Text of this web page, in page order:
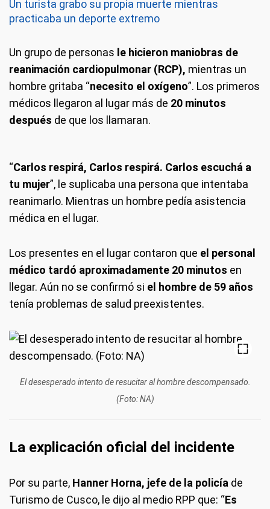
Un turista grabo su propia muerte mientras
practicaba un deporte extremo
Un grupo de personas le hicieron maniobras de
reanimación cardiopulmonar (RCP), mientras un
hombre gritaba “necesito el oxígeno”. Los primeros
médicos llegaron al lugar más de 20 minutos
después de que los llamaran.
“Carlos respirá, Carlos respirá. Carlos escuchá a
tu mujer”, le suplicaba una persona que intentaba
reanimarlo. Mientras un hombre pedía asistencia
médica en el lugar.
Los presentes en el lugar contaron que el personal
médico tardó aproximadamente 20 minutos en
llegar. Aún no se confirmó si el hombre de 59 años
tenía problemas de salud preexistentes.
El desesperado intento de resucitar al hombre descompensado.
(Foto: NA)
La explicación oficial del incidente
Por su parte, Hanner Horna, jefe de la policía de
Turismo de Cusco, le dijo al medio RPP que: “Es